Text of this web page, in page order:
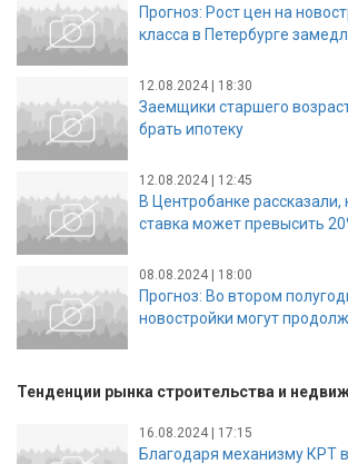
Прогноз: Рост цен на
класса в Петербурге
12.08.2024 | 18:30
Заемщики старшего
брать ипотеку
12.08.2024 | 12:45
В Центробанке
ставка может превысить
08.08.2024 | 18:00
Прогноз: Во втором
новостройки могут
Тенденции рынка строительства и
16.08.2024 | 17:15
Благодаря механизму КРТ